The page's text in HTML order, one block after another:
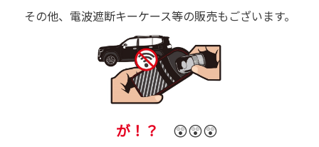
その他、電波遮断キーケース等の販売もございます。
が！？ 😲😲😲